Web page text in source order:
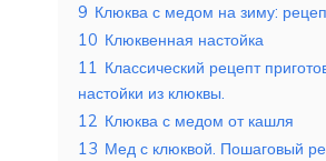
9 Клюква с медом на зиму:
10 Клюквенная настойка
11 Классический рецепт
настойки из клюквы.
12 Клюква с медом от кашля
13 Мед с клюквой. Пошаговый